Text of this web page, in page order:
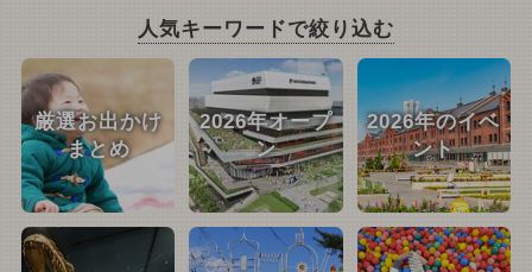
人気キーワードで絞り込む
厳選お出かけ
まとめ
2026年オープ
ン
2026年のイベ
ント